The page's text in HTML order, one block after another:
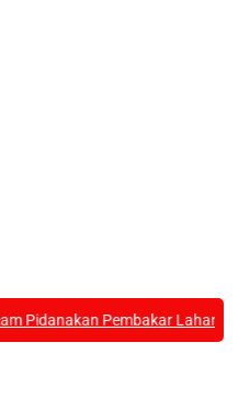
Pembakar Lahan di Kubu